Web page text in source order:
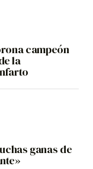
campeón
la
ganas de